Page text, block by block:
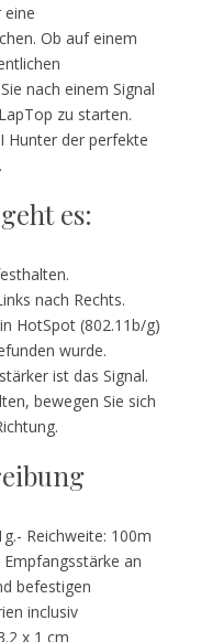
Ob auf einem
nach einem Signal
zu starten.
Hunter der perfekte
es:
nach Rechts.
HotSpot (802.11b/g)
wurde.
ist das Signal.
bewegen Sie sich
Reichweite: 100m
an
befestigen
inclusiv
x 1 cm